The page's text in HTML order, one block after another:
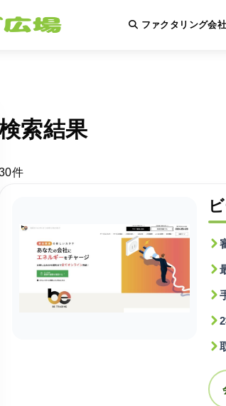
ファクタリング会
索結果
件